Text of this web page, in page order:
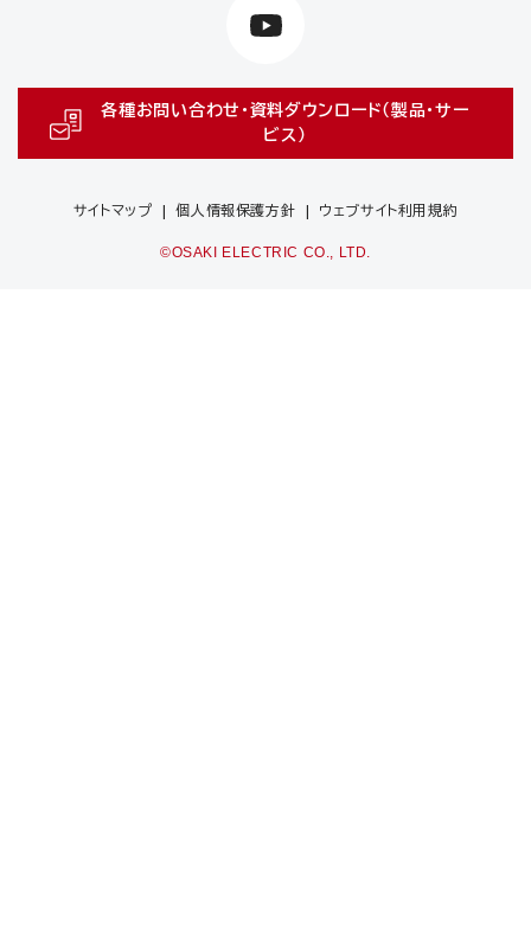
各種お問い合わせ・資料ダウンロード（製品・サー
ビス）
サイトマップ 個人情報保護方針 ウェブサイト利用規約
©OSAKI ELECTRIC CO., LTD.